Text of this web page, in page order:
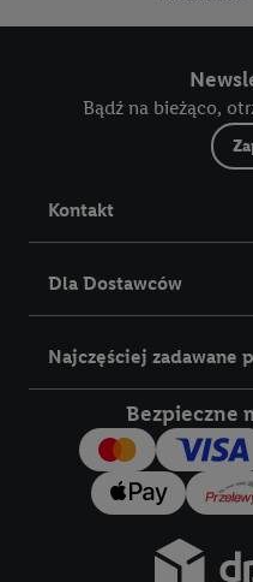
Bądź na bieżąco,
Kontakt
Dla Dostawców
Najczęściej zadawane
Bezpieczne